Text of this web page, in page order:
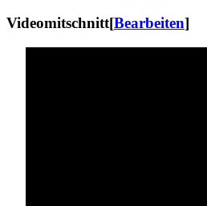
Videomitschnitt[Bearbeiten]